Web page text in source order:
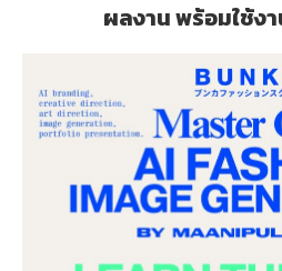
ผลงาน พร้อมใช้ง